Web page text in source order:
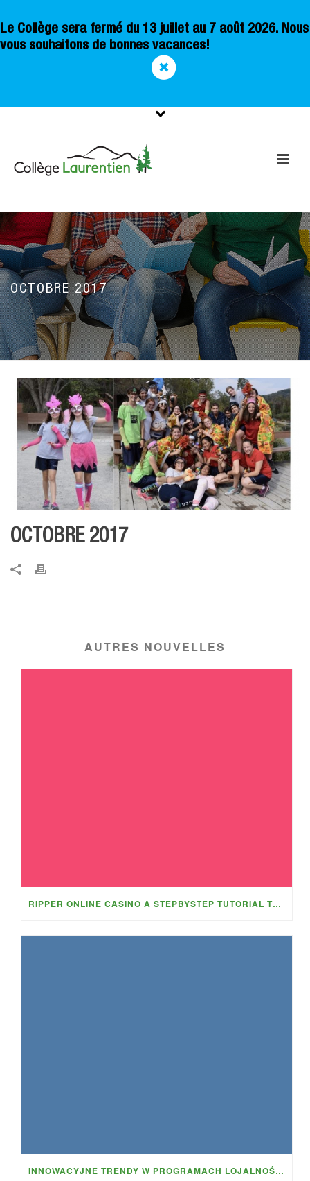
Le Collège sera fermé du 13 juillet au 7 août 2026. Nous
vous souhaitons de bonnes vacances!
OCTOBRE 2017
OCTOBRE 2017
AUTRES NOUVELLES
RIPPER ONLINE CASINO A STEPBYSTEP TUTORIAL TO MAXIMISING WEEKLY AND MONTHLY PROMOTIONS
INNOWACYJNE TRENDY W PROGRAMACH LOJALNOŚCIOWYCH CZEGO MOŻESZ OCZEKIWAĆ OD FIRE BALL CASINO